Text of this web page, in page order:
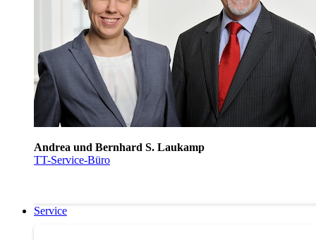
Andrea und Bernhard S. Laukamp
TT-Service-Büro
Service